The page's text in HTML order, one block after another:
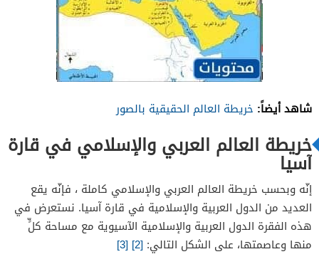
شاهد أيضاً: خريطة العالم الحقيقية بالصور
خريطة العالم العربي والإسلامي في قارة
آسيا
إنّه وبحسب خريطة العالم العربي والإسلامي كاملة ، فإنّه يقع
العديد من الدول العربية والإسلامية في قارة آسيا. نستعرض في
هذه الفقرة الدول العربية والإسلامية الآسيوية مع مساحة كلٍّ
منها وعاصمتها، على الشكل التالي: [2]
[3]